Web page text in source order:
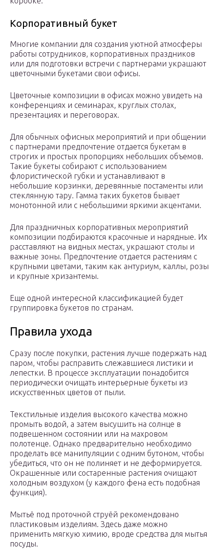
Корпоративный букет
Многие компании для создания уютной атмосферы
работы сотрудников, корпоративных праздников
или для подготовки встречи с партнерами украшают
цветочными букетами свои офисы.
Цветочные композиции в офисах можно увидеть на
конференциях и семинарах, круглых столах,
презентациях и переговорах.
Для обычных офисных мероприятий и при общении
с партнерами предпочтение отдается букетам в
строгих и простых пропорциях небольших объемов.
Такие букеты собирают с использованием
флористической губки и устанавливают в
небольшие корзинки, деревянные постаменты или
стеклянную тару. Гамма таких букетов бывает
монотонной или с небольшими яркими акцентами.
Для праздничных корпоративных мероприятий
композиции подбираются красочные и нарядные. Их
расставляют на видных местах, украшают столы и
важные зоны. Предпочтение отдается растениям с
крупными цветами, таким как антуриум, каллы, розы
и крупные хризантемы.
Еще одной интересной классификацией будет
группировка букетов по странам.
Правила ухода
Сразу после покупки, растения лучше подержать над
паром, чтобы расправить слежавшиеся листики и
лепестки. В процессе эксплуатации понадобится
периодически очищать интерьерные букеты из
искусственных цветов от пыли.
Текстильные изделия высокого качества можно
промыть водой, а затем высушить на солнце в
подвешенном состоянии или на махровом
полотенце. Однако предварительно необходимо
проделать все манипуляции с одним бутоном, чтобы
убедиться, что он не полиняет и не деформируется.
Окрашенные или состаренные растения очищают
холодным воздухом (у каждого фена есть подобная
функция).
Мытьё под проточной струёй рекомендовано
пластиковым изделиям. Здесь даже можно
применить мягкую химию, вроде средства для мытья
посуды.